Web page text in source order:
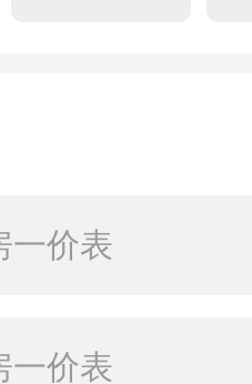
一价表
一价表